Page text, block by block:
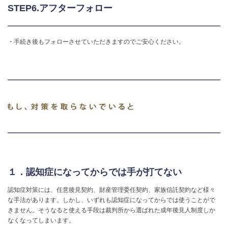
STEP6.アフターフォロー
・手続き後もフォローさせていただきますのでご安心ください。
１．認知症になってからでは手が打てない
認知症対策には、任意後見契約、財産管理委任契約、家族信託契約など様々
な手法があります。しかし、いずれも認知症になってからでは使うことがで
きません。そうなると使える手段は裁判所から選ばれた成年後見人制度しか
なくなってしまいます。